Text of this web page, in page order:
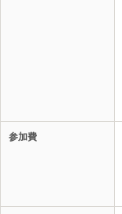
参加費